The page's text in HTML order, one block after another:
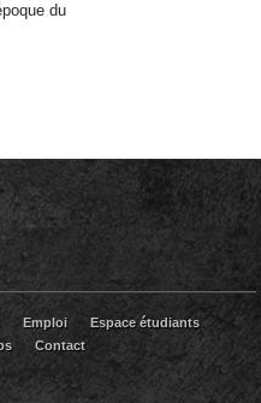
du
Emploi
Espace étudiants
Contact